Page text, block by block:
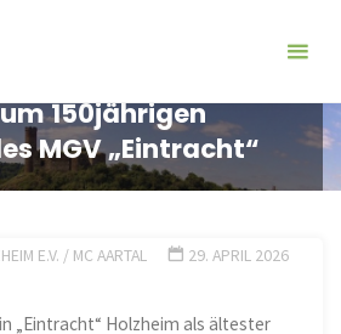
150jährigen
MGV „Eintracht“
E.V. / MC AARTAL 29. APRIL 2026
„Eintracht“ Holzheim als ältester